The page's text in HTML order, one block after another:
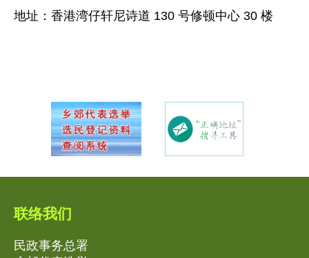
地址：香港湾仔轩尼诗道 130 号修顿中心 30 楼
联络我们
民政事务总署